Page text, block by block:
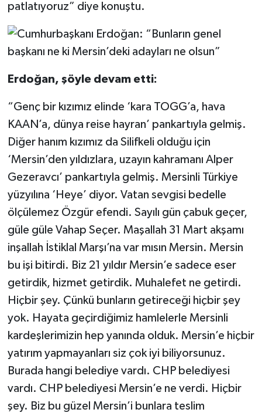
patlatıyoruz” diye konuştu.
Erdoğan, şöyle devam etti:
“Genç bir kızımız elinde ‘kara TOGG’a, hava
KAAN’a, dünya reise hayran’ pankartıyla gelmiş.
Diğer hanım kızımız da Silifkeli olduğu için
‘Mersin’den yıldızlara, uzayın kahramanı Alper
Gezeravcı’ pankartıyla gelmiş. Mersinli Türkiye
yüzyılına ‘Heye’ diyor. Vatan sevgisi bedelle
ölçülemez Özgür efendi. Sayılı gün çabuk geçer,
güle güle Vahap Seçer. Maşallah 31 Mart akşamı
inşallah İstiklal Marşı’na var mısın Mersin. Mersin
bu işi bitirdi. Biz 21 yıldır Mersin’e sadece eser
getirdik, hizmet getirdik. Muhalefet ne getirdi.
Hiçbir şey. Çünkü bunların getireceği hiçbir şey
yok. Hayata geçirdiğimiz hamlelerle Mersinli
kardeşlerimizin hep yanında olduk. Mersin’e hiçbir
yatırım yapmayanları siz çok iyi biliyorsunuz.
Burada hangi belediye vardı. CHP belediyesi
vardı. CHP belediyesi Mersin’e ne verdi. Hiçbir
şey. Biz bu güzel Mersin’i bunlara teslim